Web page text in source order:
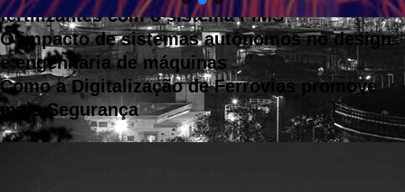
fertilizantes com o sistema PIMS
O impacto de sistemas autônomos no design
e engenharia de máquinas
Como a Digitalização de Ferrovias promove
mais Segurança